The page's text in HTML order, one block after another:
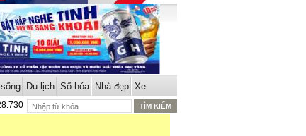
Du lịch Số hóa Nhà đẹp Xe